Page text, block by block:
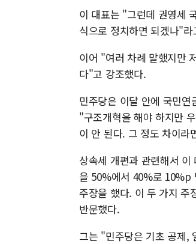
이 대표는 "그런데 권영세
식으로 정치하면 되겠나"
이어 "여러 차례 말했지만
다"고 강조했다.
민주당은 이달 안에 국민
"구조개혁을 해야 하지만
이 안 된다. 그 정도 차이라
상속세 개편과 관련해서
을 50%에서 40%로 10%p
주장을 했다. 이 두 가지 주
반문했다.
그는 "민주당은 기초 공제,